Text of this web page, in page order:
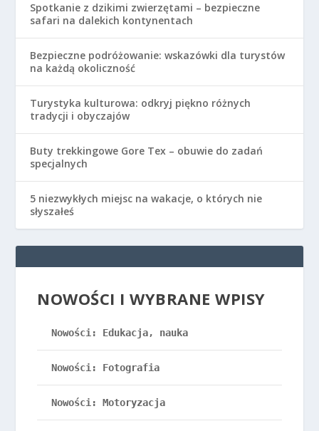
Spotkanie z dzikimi zwierzętami – bezpieczne
safari na dalekich kontynentach
Bezpieczne podróżowanie: wskazówki dla turystów
na każdą okoliczność
Turystyka kulturowa: odkryj piękno różnych
tradycji i obyczajów
Buty trekkingowe Gore Tex – obuwie do zadań
specjalnych
5 niezwykłych miejsc na wakacje, o których nie
słyszałeś
NOWOŚCI I WYBRANE WPISY
Nowości: Edukacja, nauka
Nowości: Fotografia
Nowości: Motoryzacja